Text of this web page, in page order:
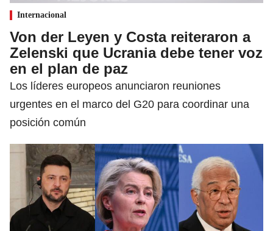
Internacional
Von der Leyen y Costa reiteraron a
Zelenski que Ucrania debe tener voz
en el plan de paz
Los líderes europeos anunciaron reuniones
urgentes en el marco del G20 para coordinar una
posición común